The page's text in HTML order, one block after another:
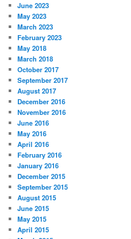
June 2023
May 2023
March 2023
February 2023
May 2018
March 2018
October 2017
September 2017
August 2017
December 2016
November 2016
June 2016
May 2016
April 2016
February 2016
January 2016
December 2015
September 2015
August 2015
June 2015
May 2015
April 2015